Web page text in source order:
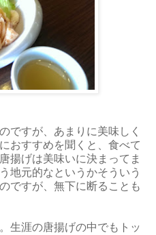
ですが、あまりに美味しく
おすすめを聞くと、食べて
揚げは美味いに決まってま
地元的なというかそういう
ですが、無下に断ることも
生涯の唐揚げの中でもトッ